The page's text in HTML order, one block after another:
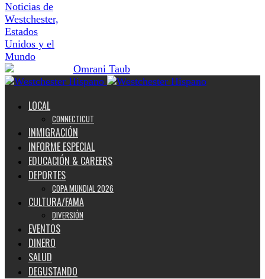
Noticias de
Westchester,
Estados
Unidos y el
Mundo
LOCAL
CONNECTICUT
INMIGRACIÓN
INFORME ESPECIAL
EDUCACIÓN & CAREERS
DEPORTES
COPA MUNDIAL 2026
CULTURA/FAMA
DIVERSIÓN
EVENTOS
DINERO
SALUD
DEGUSTANDO